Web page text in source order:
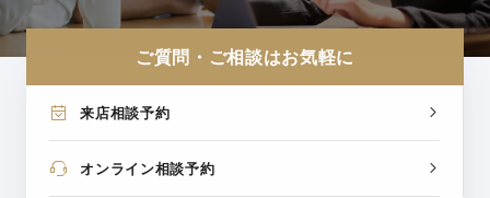
ご質問・ご相談はお気軽に
来店相談予約
オンライン相談予約